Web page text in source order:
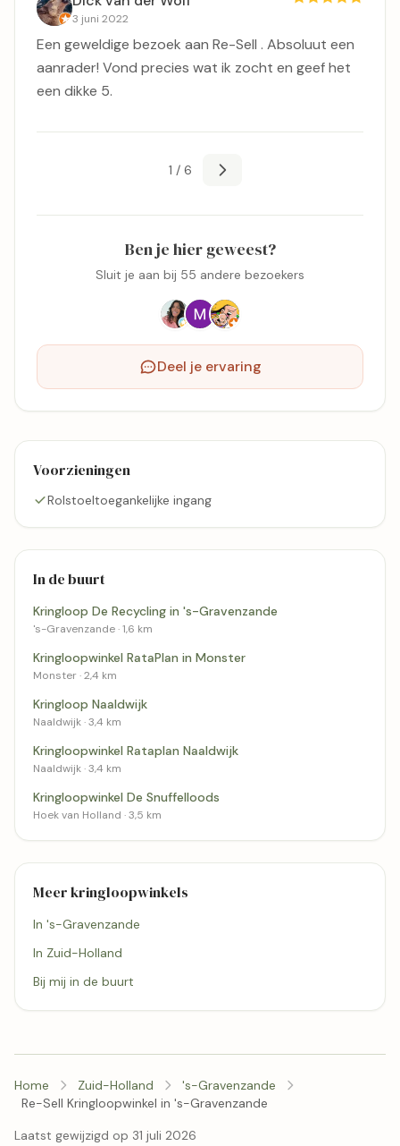
3 juni 2022
Een geweldige bezoek aan Re-Sell . Absoluut een
aanrader! Vond precies wat ik zocht en geef het
een dikke 5.
1 / 6
Ben je hier geweest?
Sluit je aan bij 55 andere bezoekers
Deel je ervaring
Voorzieningen
Rolstoeltoegankelijke ingang
In de buurt
Kringloop De Recycling in 's-Gravenzande
's-Gravenzande · 1,6 km
Kringloopwinkel RataPlan in Monster
Monster · 2,4 km
Kringloop Naaldwijk
Naaldwijk · 3,4 km
Kringloopwinkel Rataplan Naaldwijk
Naaldwijk · 3,4 km
Kringloopwinkel De Snuffelloods
Hoek van Holland · 3,5 km
Meer kringloopwinkels
In 's-Gravenzande
In Zuid-Holland
Bij mij in de buurt
Home Zuid-Holland
's-Gravenzande
Re-Sell Kringloopwinkel in 's-Gravenzande
Laatst gewijzigd op 31 juli 2026